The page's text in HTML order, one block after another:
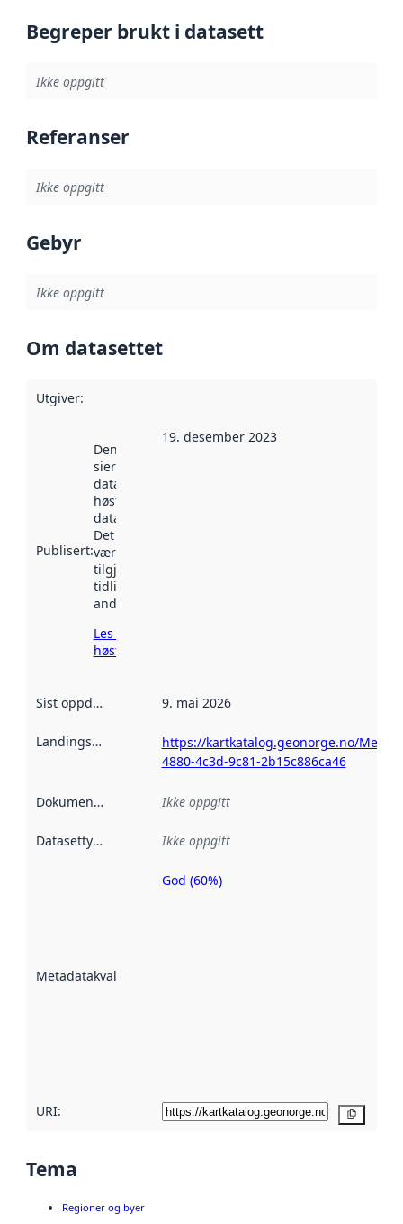
Begreper brukt i datasett
Ikke oppgitt
Referanser
Ikke oppgitt
Gebyr
Ikke oppgitt
Om datasettet
Utgiver:
Publisert:
Denne datoen
sier når
datasettet ble
høstet av
data.norge.no.
Det kan ha
vært
tilgjengelig
tidligere
andre steder.
Les mer om
høsting her
19. desember 2023
Sist oppdatert 9. mai 2026
Landingsside
https://kartkatalog.geonorge.no/
4880-4c3d-9c81-2b15c886ca46
Dokumentasjon Ikke oppgitt
Datasettype Ikke oppgitt
Metadatakvalitet
Metadatakvalitet
God (60%)
URI:
Tema
Regioner og byer